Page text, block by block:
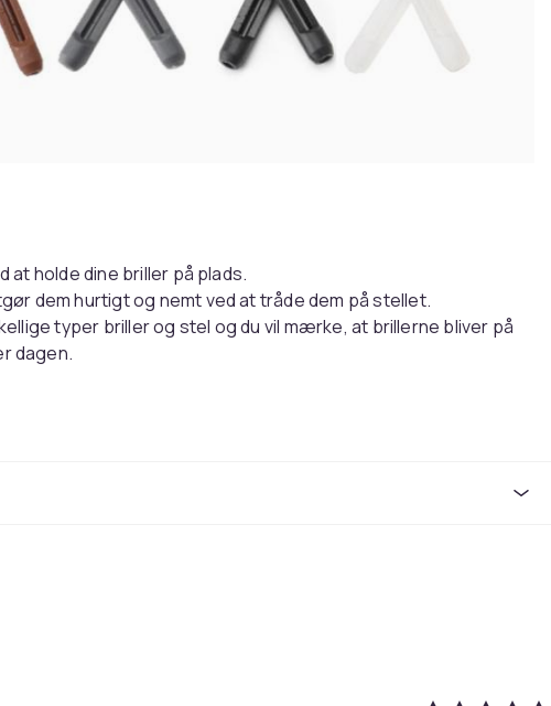
at holde dine briller på plads.
dem hurtigt og nemt ved at tråde dem på stellet.
typer briller og stel og du vil mærke, at brillerne bliver på
dagen.
Sort